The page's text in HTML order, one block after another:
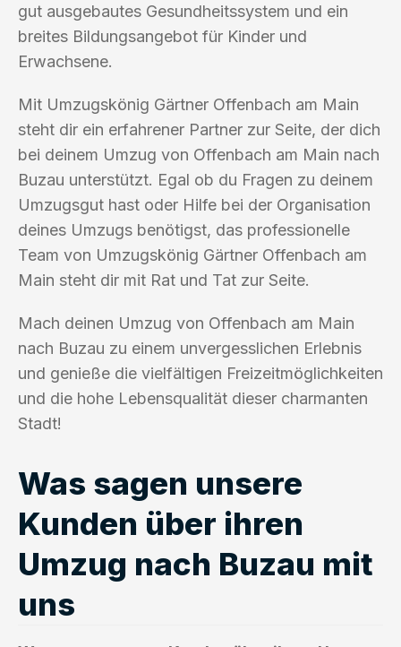
gut ausgebautes Gesundheitssystem und ein
breites Bildungsangebot für Kinder und
Erwachsene.
Mit Umzugskönig Gärtner Offenbach am Main
steht dir ein erfahrener Partner zur Seite, der dich
bei deinem Umzug von Offenbach am Main nach
Buzau unterstützt. Egal ob du Fragen zu deinem
Umzugsgut hast oder Hilfe bei der Organisation
deines Umzugs benötigst, das professionelle
Team von Umzugskönig Gärtner Offenbach am
Main steht dir mit Rat und Tat zur Seite.
Mach deinen Umzug von Offenbach am Main
nach Buzau zu einem unvergesslichen Erlebnis
und genieße die vielfältigen Freizeitmöglichkeiten
und die hohe Lebensqualität dieser charmanten
Stadt!
Was sagen unsere
Kunden über ihren
Umzug nach Buzau mit
uns